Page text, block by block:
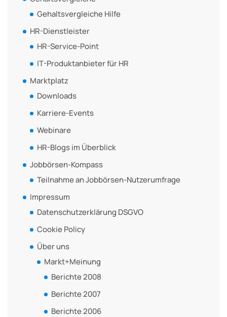
Gehaltsvergleiche Hilfe
HR-Dienstleister
HR-Service-Point
IT-Produktanbieter für HR
Marktplatz
Downloads
Karriere-Events
Webinare
HR-Blogs im Überblick
Jobbörsen-Kompass
Teilnahme an Jobbörsen-Nutzerumfrage
Impressum
Datenschutzerklärung DSGVO
Cookie Policy
Über uns
Markt+Meinung
Berichte 2008
Berichte 2007
Berichte 2006